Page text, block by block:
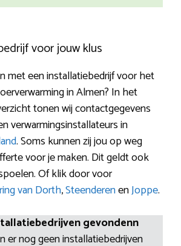
voor jouw klus
met een installatiebedrijf voor het
in Almen? In het
tonen wij contactgegevens
verwarmingsinstallateurs in
. Soms kunnen zij jou op weg
voor je maken. Dit geldt ook
Of klik door voor
van Dorth,SteenderenenJoppe.
gevondenn
er nog geen installatiebedrijven